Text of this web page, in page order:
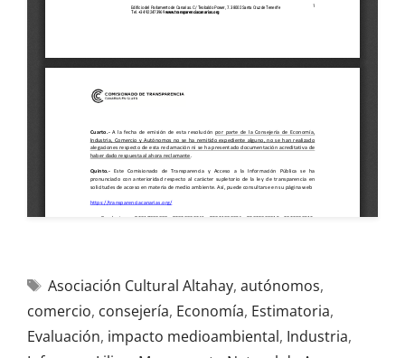
Asociación Cultural Altahay, autónomos,
comercio, consejería, Economía, Estimatoria,
Evaluación, impacto medioambiental, Industria,